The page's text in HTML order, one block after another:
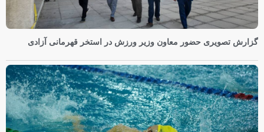
گزارش تصویری حضور معاون وزیر ورزش در استخر قهرمانی آزادی